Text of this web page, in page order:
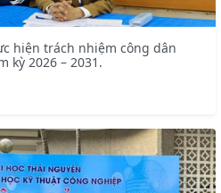
hiện trách nhiệm công dân
kỳ 2026 – 2031.